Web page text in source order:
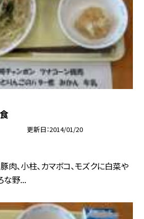
更新日 2014/01/20
肉、小柱、カマボコ、モズクに白菜や
な野...